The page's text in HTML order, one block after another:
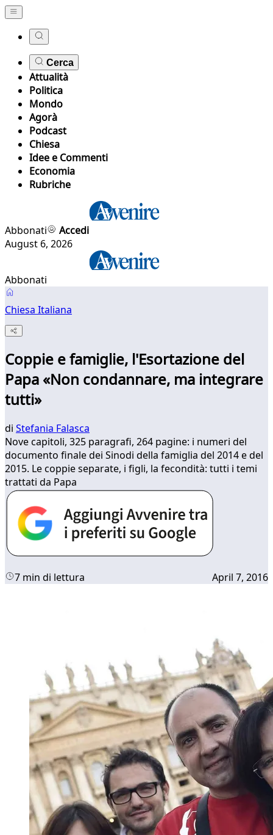
Cerca
Attualità
Politica
Mondo
Agorà
Podcast
Chiesa
Idee e Commenti
Economia
Rubriche
Abbonati
Accedi
August 6, 2026
Abbonati
Chiesa Italiana
Coppie e famiglie, l'Esortazione del
Papa «Non condannare, ma integrare
tutti»
di Stefania Falasca
​Nove capitoli, 325 paragrafi, 264 pagine: i numeri del
documento finale dei Sinodi della famiglia del 2014 e del
2015. Le coppie separate, i figli, la fecondità: tutti i temi
trattati da Papa
7 min di lettura April 7, 2016